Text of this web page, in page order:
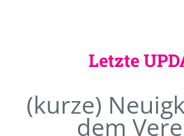
Letzte
(kurze)
dem